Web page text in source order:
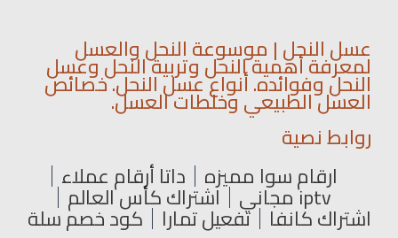
عسل النحل | موسوعة النحل والعسل
لمعرفة أهمية النحل وتربية النحل وعسل
النحل وفوائده. أنواع عسل النحل. خصائص
العسل الطبيعي وخلطات العسل.
روابط نصية
ارقام سوا مميزه داتا أرقام عملاء
iptv مجاني اشتراك كأس العالم
اشتراك كانفا تفعيل تمارا كود خصم سلة